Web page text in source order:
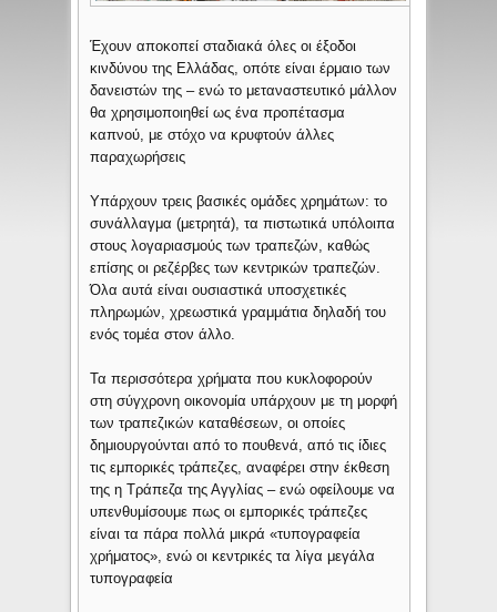
Έχουν αποκοπεί σταδιακά όλες οι έξοδοι
κινδύνου της Ελλάδας, οπότε είναι έρμαιο των
δανειστών της – ενώ το μεταναστευτικό μάλλον
θα χρησιμοποιηθεί ως ένα προπέτασμα
καπνού, με στόχο να κρυφτούν άλλες
παραχωρήσεις
Υπάρχουν τρεις βασικές ομάδες χρημάτων: το
συνάλλαγμα (μετρητά), τα πιστωτικά υπόλοιπα
στους λογαριασμούς των τραπεζών, καθώς
επίσης οι ρεζέρβες των κεντρικών τραπεζών.
Όλα αυτά είναι ουσιαστικά υποσχετικές
πληρωμών, χρεωστικά γραμμάτια δηλαδή του
ενός τομέα στον άλλο.
Τα περισσότερα χρήματα που κυκλοφορούν
στη σύγχρονη οικονομία υπάρχουν με τη μορφή
των τραπεζικών καταθέσεων, οι οποίες
δημιουργούνται από το πουθενά, από τις ίδιες
τις εμπορικές τράπεζες, αναφέρει στην έκθεση
της η Τράπεζα της Αγγλίας – ενώ οφείλουμε να
υπενθυμίσουμε πως οι εμπορικές τράπεζες
είναι τα πάρα πολλά μικρά «τυπογραφεία
χρήματος», ενώ οι κεντρικές τα λίγα μεγάλα
τυπογραφεία